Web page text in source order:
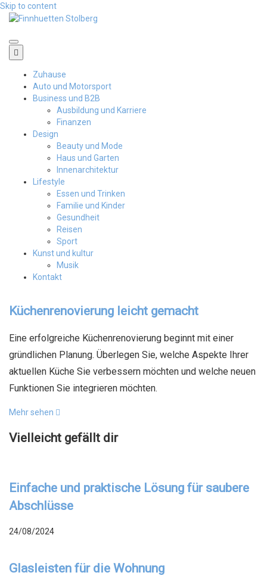
Skip to content
Finnhuetten Stolberg
Zuhause
Auto und Motorsport
Business und B2B
Ausbildung und Karriere
Finanzen
Design
Beauty und Mode
Haus und Garten
Innenarchitektur
Lifestyle
Essen und Trinken
Familie und Kinder
Gesundheit
Reisen
Sport
Kunst und kultur
Musik
Kontakt
Küchenrenovierung leicht gemacht
Eine erfolgreiche Küchenrenovierung beginnt mit einer
gründlichen Planung. Überlegen Sie, welche Aspekte Ihrer
aktuellen Küche Sie verbessern möchten und welche neuen
Funktionen Sie integrieren möchten.
Mehr sehen
Vielleicht gefällt dir
Einfache und praktische Lösung für saubere
Abschlüsse
24/08/2024
Glasleisten für die Wohnung